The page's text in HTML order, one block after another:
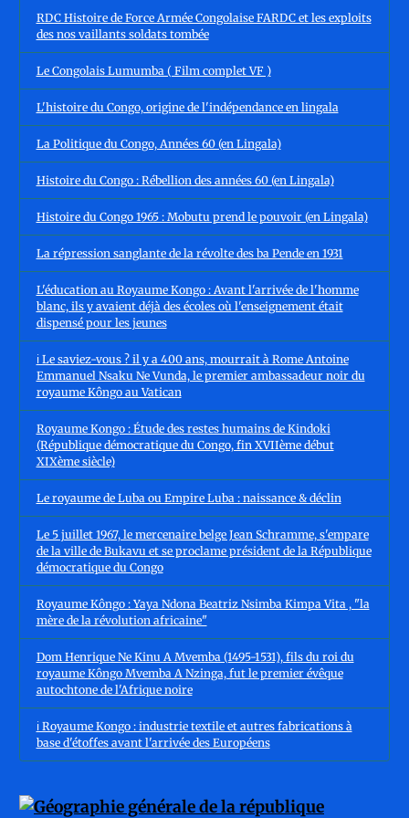
RDC Histoire de Force Armée Congolaise FARDC et les exploits
des nos vaillants soldats tombée
Le Congolais Lumumba ( Film complet VF )
L'histoire du Congo, origine de l'indépendance en lingala
La Politique du Congo, Années 60 (en Lingala)
Histoire du Congo : Rébellion des années 60 (en Lingala)
Histoire du Congo 1965 : Mobutu prend le pouvoir (en Lingala)
La répression sanglante de la révolte des ba Pende en 1931
L'éducation au Royaume Kongo : Avant l'arrivée de l'homme
blanc, ils y avaient déjà des écoles où l'enseignement était
dispensé pour les jeunes
ℹ️ Le saviez-vous ? il y a 400 ans, mourrait à Rome Antoine
Emmanuel Nsaku Ne Vunda, le premier ambassadeur noir du
royaume Kôngo au Vatican
Royaume Kongo : Étude des restes humains de Kindoki
(République démocratique du Congo, fin XVIIème début
XIXème siècle)
Le royaume de Luba ou Empire Luba : naissance & déclin
Le 5 juillet 1967, le mercenaire belge Jean Schramme, s'empare
de la ville de Bukavu et se proclame président de la République
démocratique du Congo
Royaume Kôngo : Yaya Ndona Beatriz Nsimba Kimpa Vita , "la
mère de la révolution africaine"
Dom Henrique Ne Kinu A Mvemba (1495-1531), fils du roi du
royaume Kôngo Mvemba A Nzinga, fut le premier évêque
autochtone de l'Afrique noire
ℹ️ Royaume Kongo : industrie textile et autres fabrications à
base d'étoffes avant l'arrivée des Européens